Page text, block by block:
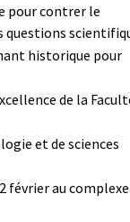
pour contrer le
questions
historique pour
de la
et de sciences
février au complexe